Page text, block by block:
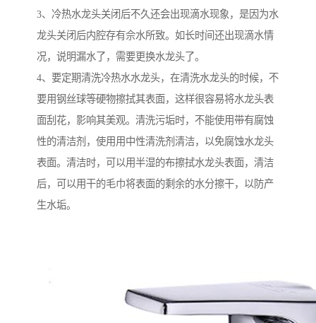
3、冷热水龙头关闭后不久还会出现滴水现象，是因为水
龙头关闭后内腔存有佘水所致。如长时间还出现滴水情
况，说明漏水了，需要更换水龙头了。
4、要定期清洗冷热水水龙头，在清洗水龙头的时候，不
要用钢丝球等硬物擦拭其表面，这样很容易将水龙头表
面刮花，影响其美观。清洗污垢时，不能使用带有腐蚀
性的清洁剂，使用用中性清洗剂清洁，以免腐蚀水龙头
表面。清洁时，可以用半湿的布擦拭水龙头表面，清洁
后，可以用干的毛巾将表面的剩余的水分擦干，以防产
生水垢。